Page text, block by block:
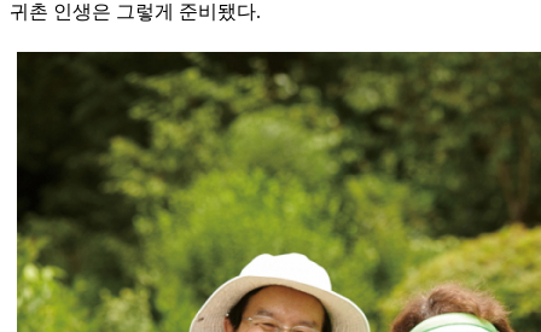
귀촌 인생은 그렇게 준비됐다.